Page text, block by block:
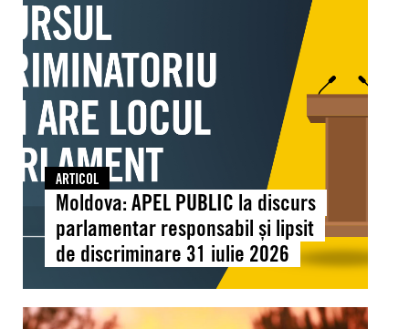
pentru
a
consolida
educația
pentru
drepturile
omului
PUBLIC
la
discurs
parlamentar
responsabil
lipsit
de
discriminare
iulie
2026
ARTICOL
Moldova: APEL PUBLIC la discurs
parlamentar responsabil și lipsit
de discriminare 31 iulie 2026
Global: